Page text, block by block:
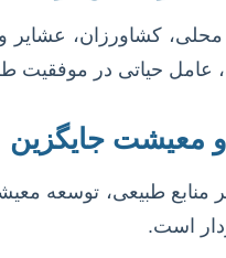
کشاورزان، عشایر و
حیاتی در موفقیت
و معیشت جایگزین
طبیعی، توسعه
است.